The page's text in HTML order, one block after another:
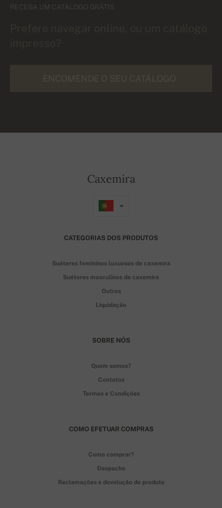
RECEBA UM CATÁLOGO GRÁTIS
Caxemira
CATEGORIAS DOS PRODUTOS
Suéteres femininos luxuosos de caxemira
Suéteres masculinos de caxemira
Outros
Liquidação
SOBRE NÓS
Quem somos?
Contatos
Termos e Condições
COMO EFETUAR COMPRAS
Como comprar?
Despacho
Reclamações e devolução do produto